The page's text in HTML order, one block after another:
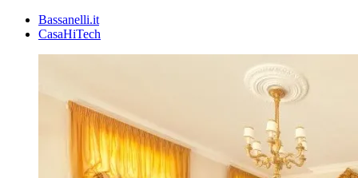
Bassanelli.it
CasaHiTech